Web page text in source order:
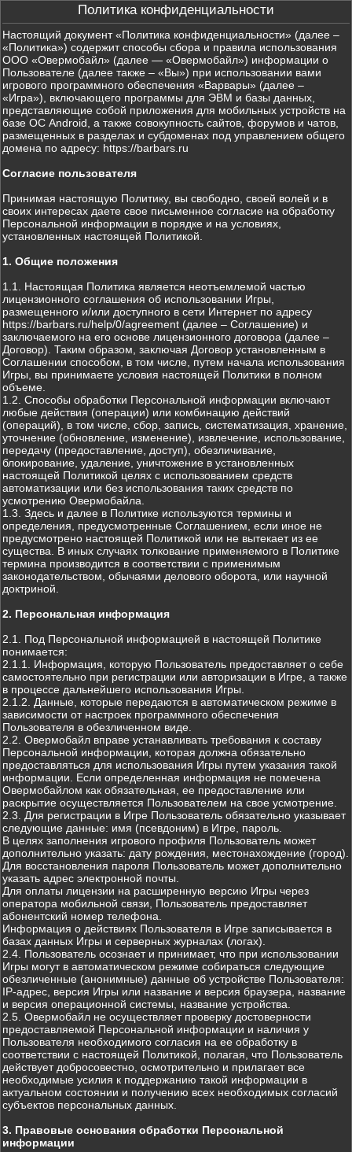
Политика конфиденциальности
Настоящий документ «Политика конфиденциальности» (далее –
«Политика») содержит способы сбора и правила использования
ООО «Овермобайл» (далее — «Овермобайл») информации о
Пользователе (далее также – «Вы») при использовании вами
игрового программного обеспечения «Варвары» (далее –
«Игра»), включающего программы для ЭВМ и базы данных,
представляющие собой приложения для мобильных устройств на
базе ОС Android, а также совокупность сайтов, форумов и чатов,
размещенных в разделах и субдоменах под управлением общего
домена по адресу: https://barbars.ru
Согласие пользователя
Принимая настоящую Политику, вы свободно, своей волей и в
своих интересах даете свое письменное согласие на обработку
Персональной информации в порядке и на условиях,
установленных настоящей Политикой.
1. Общие положения
1.1. Настоящая Политика является неотъемлемой частью
лицензионного соглашения об использовании Игры,
размещенного и/или доступного в сети Интернет по адресу
https://barbars.ru/help/0/agreement (далее – Соглашение) и
заключаемого на его основе лицензионного договора (далее –
Договор). Таким образом, заключая Договор установленным в
Соглашении способом, в том числе, путем начала использования
Игры, вы принимаете условия настоящей Политики в полном
объеме.
1.2. Способы обработки Персональной информации включают
любые действия (операции) или комбинацию действий
(операций), в том числе, сбор, запись, систематизация, хранение,
уточнение (обновление, изменение), извлечение, использование,
передачу (предоставление, доступ), обезличивание,
блокирование, удаление, уничтожение в установленных
настоящей Политикой целях с использованием средств
автоматизации или без использования таких средств по
усмотрению Овермобайла.
1.3. Здесь и далее в Политике используются термины и
определения, предусмотренные Соглашением, если иное не
предусмотрено настоящей Политикой или не вытекает из ее
существа. В иных случаях толкование применяемого в Политике
термина производится в соответствии с применимым
законодательством, обычаями делового оборота, или научной
доктриной.
2. Персональная информация
2.1. Под Персональной информацией в настоящей Политике
понимается:
2.1.1. Информация, которую Пользователь предоставляет о себе
самостоятельно при регистрации или авторизации в Игре, а также
в процессе дальнейшего использования Игры.
2.1.2. Данные, которые передаются в автоматическом режиме в
зависимости от настроек программного обеспечения
Пользователя в обезличенном виде.
2.2. Овермобайл вправе устанавливать требования к составу
Персональной информации, которая должна обязательно
предоставляться для использования Игры путем указания такой
информации. Если определенная информация не помечена
Овермобайлом как обязательная, ее предоставление или
раскрытие осуществляется Пользователем на свое усмотрение.
2.3. Для регистрации в Игре Пользователь обязательно указывает
следующие данные: имя (псевдоним) в Игре, пароль.
В целях заполнения игрового профиля Пользователь может
дополнительно указать: дату рождения, местонахождение (город).
Для восстановления пароля Пользователь может дополнительно
указать адрес электронной почты.
Для оплаты лицензии на расширенную версию Игры через
оператора мобильной связи, Пользователь предоставляет
абонентский номер телефона.
Информация о действиях Пользователя в Игре записывается в
базах данных Игры и серверных журналах (логах).
2.4. Пользователь осознает и принимает, что при использовании
Игры могут в автоматическом режиме собираться следующие
обезличенные (анонимные) данные об устройстве Пользователя:
IP-адрес, версия Игры или название и версия браузера, название
и версия операционной системы, название устройства.
2.5. Овермобайл не осуществляет проверку достоверности
предоставляемой Персональной информации и наличия у
Пользователя необходимого согласия на ее обработку в
соответствии с настоящей Политикой, полагая, что Пользователь
действует добросовестно, осмотрительно и прилагает все
необходимые усилия к поддержанию такой информации в
актуальном состоянии и получению всех необходимых согласий
субъектов персональных данных.
3. Правовые основания обработки Персональной
информации